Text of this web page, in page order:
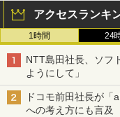
アクセスランキ
1時間 24
NTT島田社長、ソフ
ようにして」
ドコモ前田社長が
への考え方にも言及